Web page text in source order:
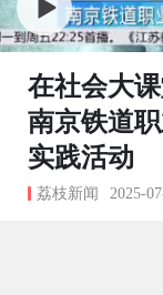
在社会大
南京铁道
实践活动
荔枝新闻 2025-